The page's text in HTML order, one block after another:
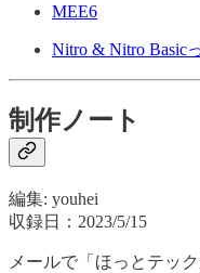
MEE6
Nitro & Nitro Basic
制作ノート
編集: youhei
収録日：2023/5/15
メールで「ほっとテッ